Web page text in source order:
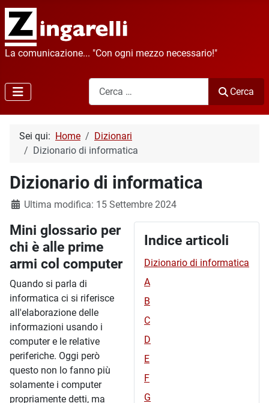
La comunicazione... "Con ogni mezzo necessario!"
Cerca
Cerca
Sei qui: Home
Dizionari
Dizionario di informatica
Dizionario di informatica
Dettagli
Ultima modifica: 15 Settembre 2024
Indice articoli
Dizionario di informatica
A
B
C
D
E
F
G
Mini glossario per
chi è alle prime
armi col computer
Quando si parla di
informatica ci si riferisce
all'elaborazione delle
informazioni usando i
computer e le relative
periferiche. Oggi però
questo non lo fanno più
solamente i computer
propriamente detti, ma